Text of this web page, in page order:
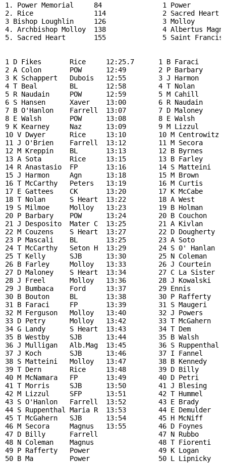
1. Power Memorial     84               1 Power
2. Rice               114              2 Sacred
3 Bishop Loughlin     126              3 Molloy
4. Archbishop Molloy  138              4 Albertus
5. Sacred Heart       155              5 Saint Francis
1 D Fikes       Rice     12:25.7      1 B Faraci
2 A Colon       POW      12:49        2 P Barbary
3 K Schappert   Dubois   12:55        3 J Harmon
4 T Beal        BL       12:58        4 T Nolan
5 R Naudain     POW      12:59        5 M Cahill
6 S Hansen      Xaver    13:00        6 R Naudain
7 B O'Hanlon    Farrell  13:07        7 D Maloney
8 E Walsh       POW      13:08        8 E Walsh
9 K Kearney     Naz      13:09        9 M Lizzul
10 V Dwyer      Rice     13:10        10 M Centrowitz
11 J O'Brien    Farrell  13:12        11 M Secora
12 M Kreppin    BL       13:13        12 B Byrnes
13 A Sota       Rice     13:15        13 B Farley
14 R Anastasio  FP       13:16        14 S Matteini
15 J Harmon     Agn      13:18        15 M Brown
16 T McCarthy   Peters   13:19        16 M Curtis
17 E Gattees    CK       13:20        17 K McCabe
18 T Nolan      S Heart  13:22        18 A West
19 S Milmoe     Molloy   13:23        19 B Holman
20 P Barbary    POW      13:24        20 B Couchon
21 J Desposito  Mater C  13:25        21 A Kivlan
22 M Couzens    S Heart  13:27        22 D Dougherty
23 P Mascali    BL       13:25        23 A Soto
24 T McCarthy   Seton H  13:29        24 S 0'
25 T Kelly      SJB      13:30        25 N Coleman
26 B Farley     Molloy   13:33        26 J Courtein
27 D Maloney    S Heart  13:34        27 C La Sister
28 J Freel      Molloy   13:36        28 J Kowalski
29 J Bumbaca    Ford     13:37        29 Ennis
30 B Bouton     BL       13:38        30 P Rafferty
31 B Faraci     FP       13:39        31 S Maugeri
32 M Ferguson   Molloy   13:40        32 J Powers
33 D Petry      Molloy   13:42        33 T McGahern
34 G Landy      S Heart  13:43        34 T Dem
35 B Westby     SJB      13:44        35 B Walsh
36 J Mulligan   Alb.Mag  13:45        36 S Ruppenthal
37 J Koch       SJB      13:46        37 I Fannel
38 S Matteini   Molloy   13:47        38 B Kennedy
39 T Dern       Rice     13:48        39 D Billy
40 M McNamara   FP       13:49        40 D Petri
41 T Morris     SJB      13:50        41 J Blesing
42 M Lizzul     SFP      13:51        42 T Hummel
43 S O'Hanlon   Farrell  13:52        43 E Brady
44 S Ruppenthal Maria R  13:53        44 E Demulder
45 T McGahern   SJB      13:54        45 H McNiff
46 M Secora     Magnus   13:55        46 D Foynes
47 D Billy      Farrell               47 N Rubbo
48 N Coleman    Magnus                48 T Fiorenti
49 P Rafferty   Power                 49 K Logan
50 B Ma         Power                 50 L Lipnicky